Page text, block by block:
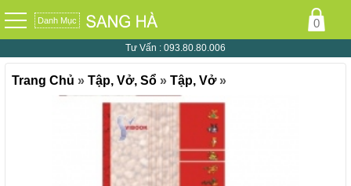
Danh Mục 0
Tư Vấn : 093.80.80.006
Trang Chủ » Tập, Vở, Sổ » Tập, Vở »